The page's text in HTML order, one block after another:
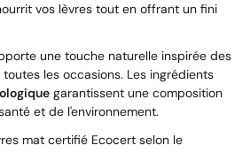
vos lèvres tout en offrant un fini
une touche naturelle inspirée des
les occasions. Les ingrédients
garantissent une composition
et de l'environnement.
mat certifié Ecocert selon le